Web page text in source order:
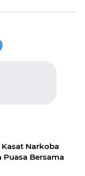
Narkoba
Bersama